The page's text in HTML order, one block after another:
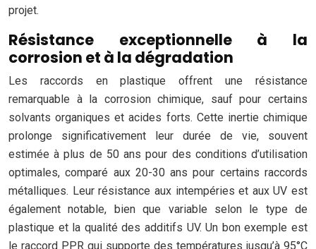
projet.
Résistance exceptionnelle à la
corrosion et à la dégradation
Les raccords en plastique offrent une résistance
remarquable à la corrosion chimique, sauf pour certains
solvants organiques et acides forts. Cette inertie chimique
prolonge significativement leur durée de vie, souvent
estimée à plus de 50 ans pour des conditions d’utilisation
optimales, comparé aux 20-30 ans pour certains raccords
métalliques. Leur résistance aux intempéries et aux UV est
également notable, bien que variable selon le type de
plastique et la qualité des additifs UV. Un bon exemple est
le raccord PPR qui supporte des températures jusqu’à 95°C